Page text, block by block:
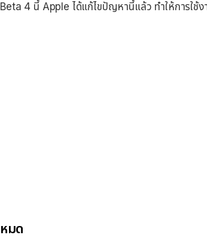
4 นี้ Apple ได้แก้ไขปัญหานี้แล้ว ทำให้การใช้
มด